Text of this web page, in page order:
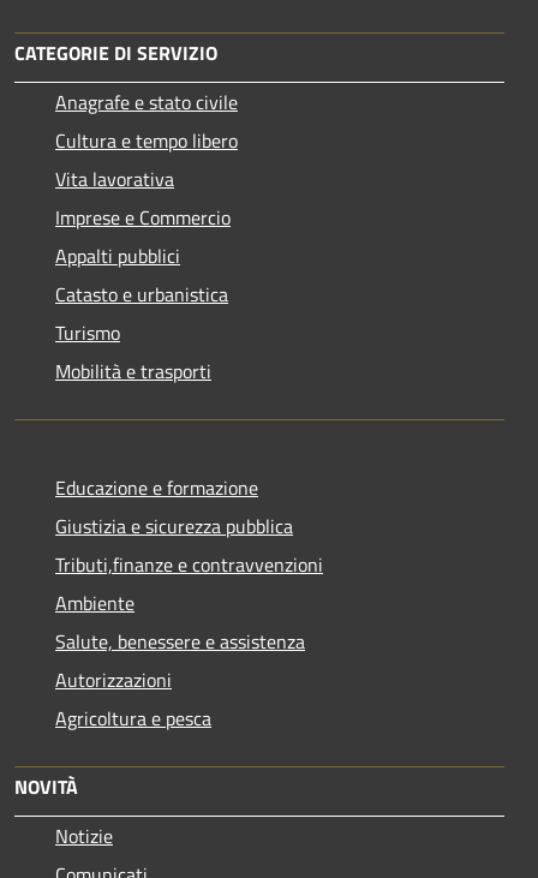
CATEGORIE DI SERVIZIO
Anagrafe e stato civile
Cultura e tempo libero
Vita lavorativa
Imprese e Commercio
Appalti pubblici
Catasto e urbanistica
Turismo
Mobilità e trasporti
Educazione e formazione
Giustizia e sicurezza pubblica
Tributi,finanze e contravvenzioni
Ambiente
Salute, benessere e assistenza
Autorizzazioni
Agricoltura e pesca
NOVITÀ
Notizie